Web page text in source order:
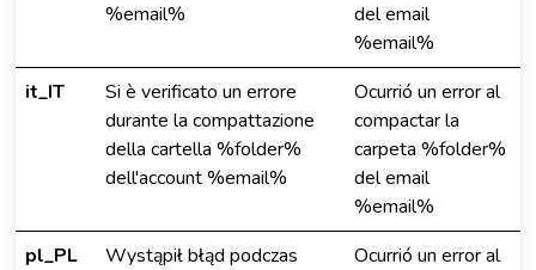
%email%
del email
%email%
it_IT
Si è verificato un errore
durante la compattazione
della cartella %folder%
dell'account %email%
Ocurrió un error al
compactar la
carpeta %folder%
del email
%email%
pl_PL
Wystąpił błąd podczas
Ocurrió un error al